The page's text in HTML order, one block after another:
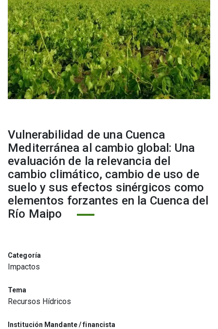
Vulnerabilidad de una Cuenca
Mediterránea al cambio global: Una
evaluación de la relevancia del
cambio climático, cambio de uso de
suelo y sus efectos sinérgicos como
elementos forzantes en la Cuenca del
Río Maipo
Categoría
Impactos
Tema
Recursos Hídricos
Institución Mandante / financista